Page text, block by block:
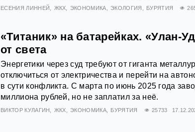
ЕСЕНИЯ ЛИННЕЙ ЖКХ ЭКОНОМИКА ЭКОЛОГИЯ БУРЯТИЯ
«Титаник» на батарейках. «Улан-
от света
Энергетики через суд требуют от гиганта
отключиться от электричества и перейти на
в сути конфликта. С марта по июнь 2025 года
миллиона рублей, но не заплатил за неё.
ВИКТОР КУЛАГИН ЖКХ ЭКОНОМИКА БУРЯТИЯ 25733